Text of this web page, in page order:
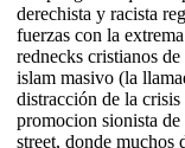
derechista y racista
fuerzas con la
rednecks cristianos
islam masivo (la
distracción de la
promocion sionista
street, donde muchos